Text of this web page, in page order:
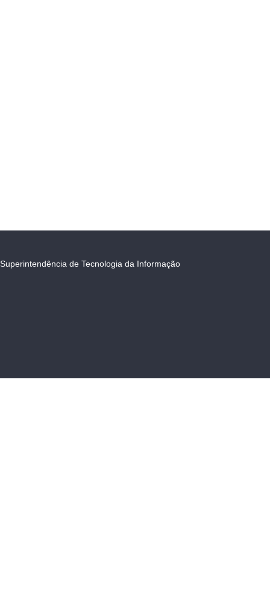
Superintendência de Tecnologia da Informação